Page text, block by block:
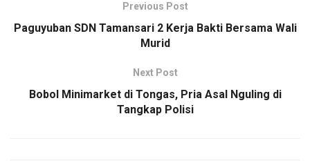
Previous Post
Paguyuban SDN Tamansari 2 Kerja Bakti Bersama Wali
Murid
Next Post
Bobol Minimarket di Tongas, Pria Asal Nguling di
Tangkap Polisi